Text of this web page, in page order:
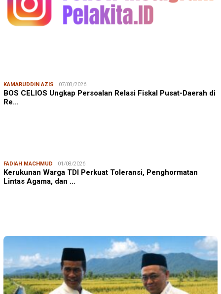
KAMARUDDIN AZIS 07/08/2026
BOS CELIOS Ungkap Persoalan Relasi Fiskal Pusat-Daerah di
Re…
FADIAH MACHMUD 01/08/2026
Kerukunan Warga TDI Perkuat Toleransi, Penghormatan
Lintas Agama, dan …